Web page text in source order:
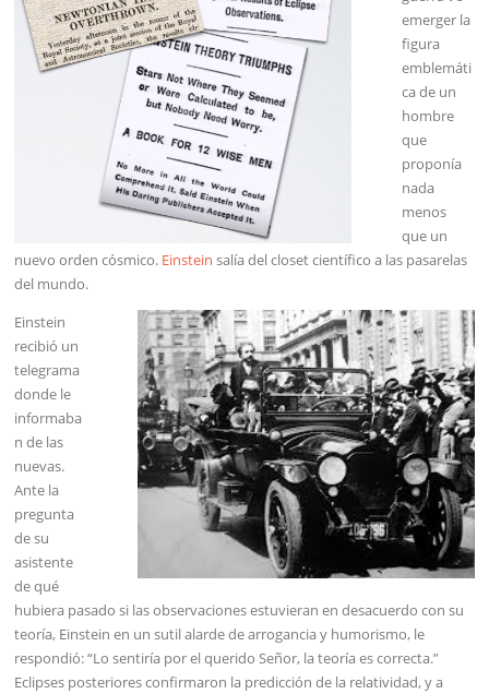
emerger la
figura
emblemáti
ca de un
hombre
que
proponía
nada
menos
que un
nuevo orden cósmico. Einstein salía del closet científico a las pasarelas
del mundo.
Einstein
recibió un
telegrama
donde le
informaba
n de las
nuevas.
Ante la
pregunta
de su
asistente
de qué
hubiera pasado si las observaciones estuvieran en desacuerdo con su
teoría, Einstein en un sutil alarde de arrogancia y humorismo, le
respondió: “Lo sentiría por el querido Señor, la teoría es correcta.”
Eclipses posteriores confirmaron la predicción de la relatividad, y a